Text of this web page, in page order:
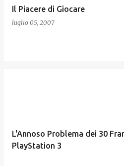
Il Piacere di Giocare
luglio 05, 2007
L'Annoso Problema dei 30
PlayStation 3